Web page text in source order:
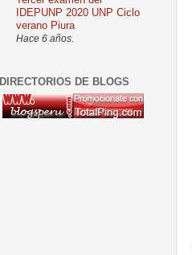
IDEPUNP 2020 UNP Ciclo
verano Piura
Hace 6 años.
DIRECTORIOS DE BLOGS